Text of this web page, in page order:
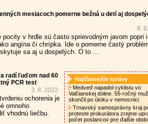
mesiacoch pomerne bežná u detí aj
8.
pocity v hrdle sú často sprievodným javom popri
angína či chrípka. Ide o pomerne častý
sa aj u dospelých. O to ...
radí ľuďom nad 60
PCR test
3. 8. 2022
ochorenia je
omnoho
vhodnú liečbu.
Najčítanejšie správy
Medveď napadol cyklistu vo
Valčianskej doline. 55-ročný muž
skončil po útoku v nemocnici
Trnavský samosprávny kraj
proteste prokurátora zrejme
počet poslancov pre ďalšie